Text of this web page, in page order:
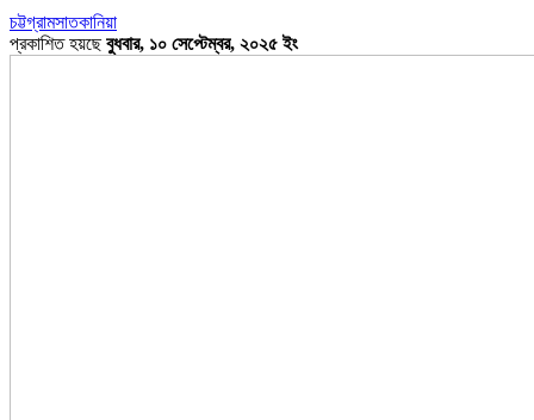
চট্টগ্রামসাতকানিয়া
প্রকাশিত হয়ছেবুধবার, ১০ সেপ্টেম্বর, ২০২৫ ইং